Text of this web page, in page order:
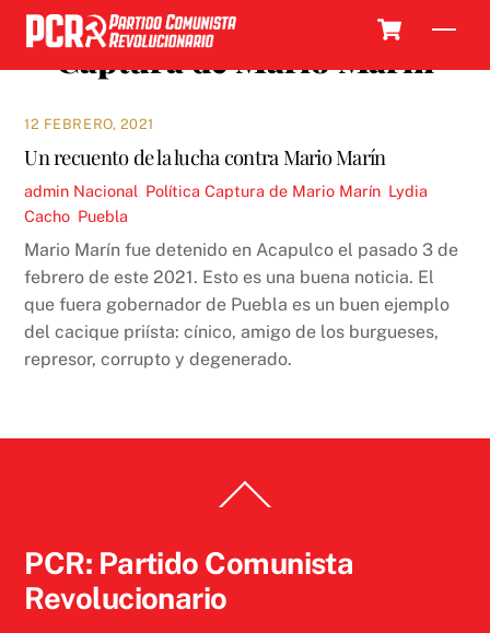
Skip
contentCaptura de Mario Marín
12 FEBRERO, 2021
Un recuento de la lucha contra Mario Marín
admin Nacional Política Captura de Mario Marín Lydia
Cacho Puebla
Mario Marín fue detenido en Acapulco el pasado 3 de
febrero de este 2021. Esto es una buena noticia. El
que fuera gobernador de Puebla es un buen ejemplo
del cacique priísta: cínico, amigo de los burgueses,
represor, corrupto y degenerado.
To
PCR: Partido Comunista
Revolucionario